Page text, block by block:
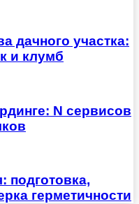
дачного участка:
и клумб
N сервисов
подготовка,
герметичности